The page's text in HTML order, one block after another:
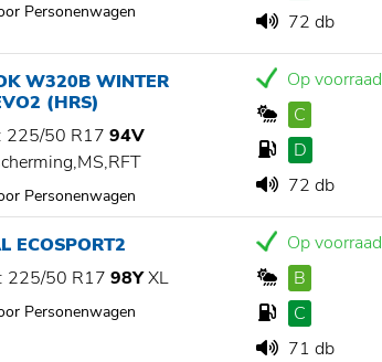
Personenwagen
72 db
W320B WINTER
(HRS)
225/50 R1794V
Personenwagen
Op voorraad
C
D
72 db
ECOSPORT2
225/50 R1798YXL
Personenwagen
Op voorraad
B
C
71 db